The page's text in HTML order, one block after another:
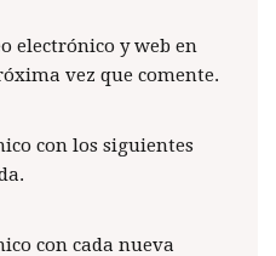
electrónico y web en
vez que comente.
con los siguientes
con cada nueva